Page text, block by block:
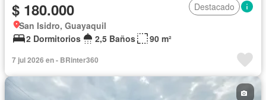
$ 180.000
Destacado
San Isidro, Guayaquil
2 Dormitorios
2,5 Baños 90 m²
7 jul 2026 en - BRinter360